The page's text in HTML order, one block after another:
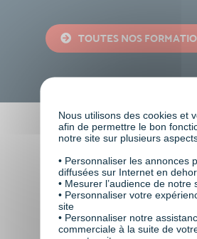
TOUTES NOS
Faire le choix de
academy
Nous utilisons des cookies et
afin de permettre le bon
notre site sur plusieurs
• Personnaliser les annonces
diffusées sur Internet en
• Mesurer l’audience de notre
• Personnaliser votre
site
• Personnaliser notre
commerciale à la suite de